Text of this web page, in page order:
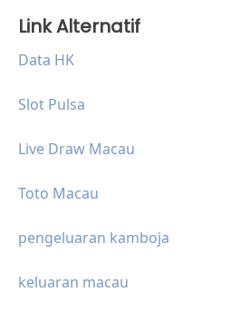
Link Alternatif
Data HK
Slot Pulsa
Live Draw Macau
Toto Macau
pengeluaran kamboja
keluaran macau